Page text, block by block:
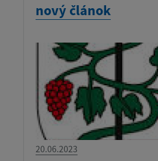
nový článok
20.06.2023